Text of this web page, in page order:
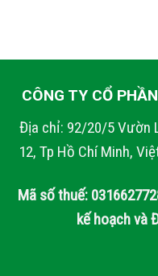
CÔNG TY CỔ
Địa chỉ: 92/20/5 Vườn
12, Tp Hồ Chí Minh,
Mã số thuế:
kế hoạch và